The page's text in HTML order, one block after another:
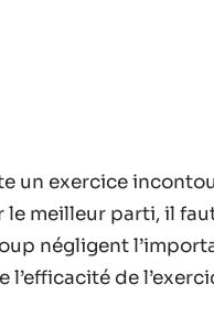
un exercice
le meilleur parti, il
négligent
l’efficacité de